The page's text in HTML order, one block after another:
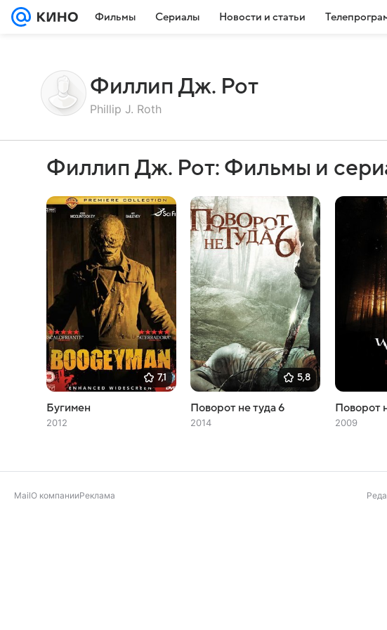
Фильмы Сериалы Новости и статьи
Филлип Дж. Рот
Phillip J. Roth
Филлип Дж. Рот: Фильмы и
7,1
Бугимен
2012
5,8
Поворот не туда 6
2014
Поворот
2009
MailО компанииРеклама